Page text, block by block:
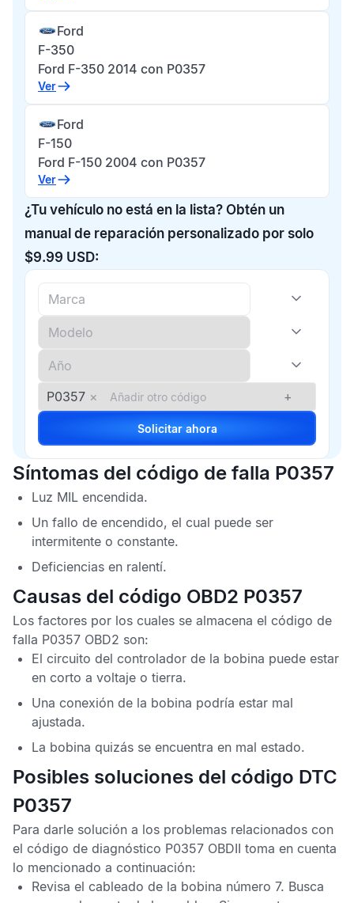
Ford
F-350
Ford F-350 2014 con P0357
Ver
Ford
F-150
Ford F-150 2004 con P0357
Ver
¿Tu vehículo no está en la lista? Obtén un
manual de reparación personalizado por solo
$9.99 USD:
P0357 × +
Solicitar ahora
Síntomas del código de falla P0357
Luz MIL encendida.
Un fallo de encendido, el cual puede ser
intermitente o constante.
Deficiencias en ralentí.
Causas del código OBD2 P0357
Los factores por los cuales se almacena el código de
falla P0357 OBD2 son:
El circuito del controlador de la bobina puede estar
en corto a voltaje o tierra.
Una conexión de la bobina podría estar mal
ajustada.
La bobina quizás se encuentra en mal estado.
Posibles soluciones del código DTC
P0357
Para darle solución a los problemas relacionados con
el código de diagnóstico P0357 OBDII toma en cuenta
lo mencionado a continuación:
Revisa el cableado de la bobina número 7. Busca